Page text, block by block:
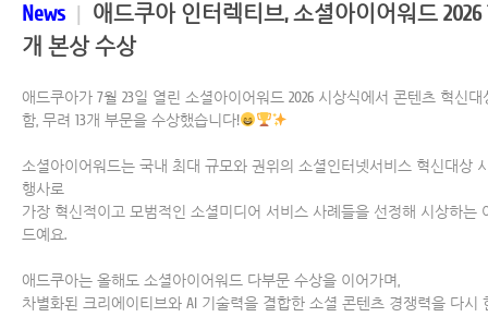
News | 애드쿠아 인터렉티브, 소셜아이어워드 2026
개 본상 수상
애드쿠아가 7월 23일 열린 소셜아이어워드 2026 시상식에서 콘텐츠 혁신대
함, 무려 13개 부문을 수상했습니다!
소셜아이어워드는 국내 최대 규모와 권위의 소셜인터넷서비스 혁신대상
행사로
가장 혁신적이고 모범적인 소셜미디어 서비스 사례들을 선정해 시상하는
드예요.
애드쿠아는 올해도 소셜아이어워드 다부문 수상을 이어가며,
차별화된 크리에이티브와 AI 기술력을 결합한 소셜 콘텐츠 경쟁력을 다시